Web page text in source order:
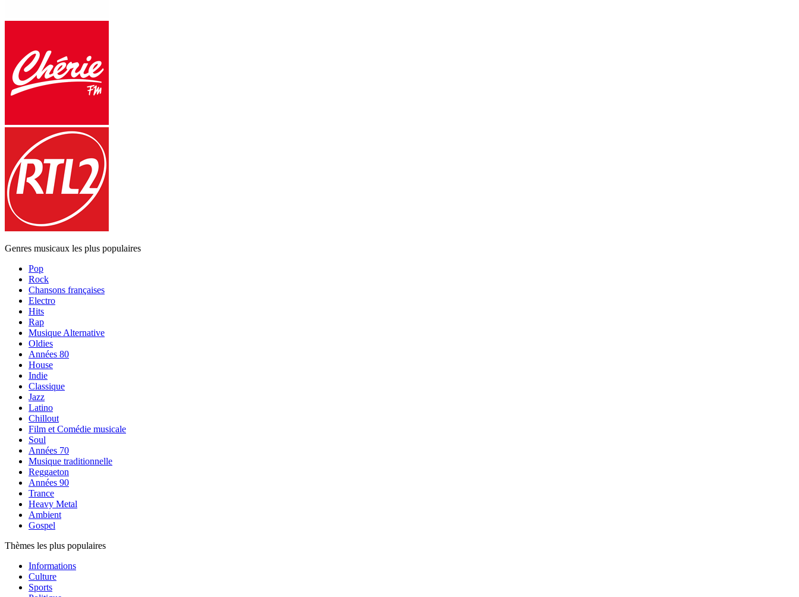
Genres musicaux les plus populaires
Pop
Rock
Chansons françaises
Electro
Hits
Rap
Musique Alternative
Oldies
Années 80
House
Indie
Classique
Jazz
Latino
Chillout
Film et Comédie musicale
Soul
Années 70
Musique traditionnelle
Reggaeton
Années 90
Trance
Heavy Metal
Ambient
Gospel
Thèmes les plus populaires
Informations
Culture
Sports